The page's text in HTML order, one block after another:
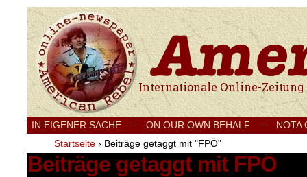
Internationale Onlinezeitung für Frieden,
IN EIGENER SACHE – ON OUR OWN BEHALF –
NOTA
Startseite › Beiträge getaggt mit "FPÖ"
Beiträge getaggt mit FPÖ